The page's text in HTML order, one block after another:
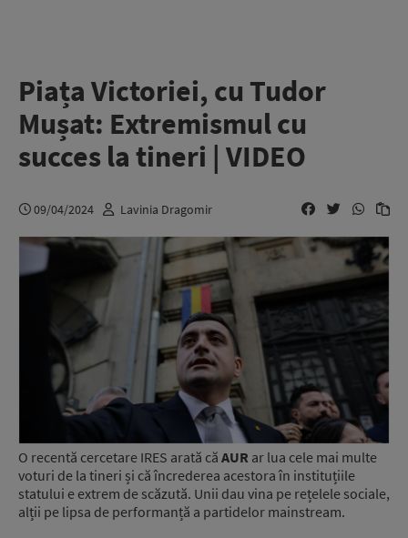
Piața Victoriei, cu Tudor
Mușat: Extremismul cu
succes la tineri | VIDEO
09/04/2024 Lavinia Dragomir
O recentă cercetare IRES arată că AUR ar lua cele mai multe
voturi de la tineri și că încrederea acestora în instituțiile
statului e extrem de scăzută. Unii dau vina pe rețelele sociale,
alții pe lipsa de performanță a partidelor mainstream.